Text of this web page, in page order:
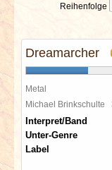
SPECIALS
REDAKTION
LINKS
Reihenfolge
Dreamarcher
Metal
Michael Brinkschulte
Interpret/Band
Unter-Genre
Label